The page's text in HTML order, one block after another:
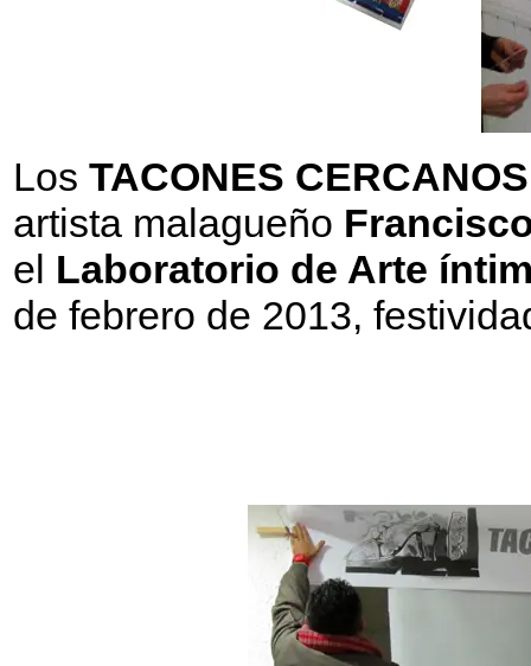
Los TACONES CERCANOS
artista malagueño
el Laboratorio de Arte
de febrero de 2013,